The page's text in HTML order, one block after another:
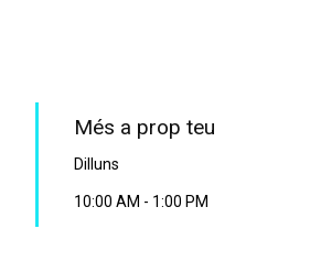
Més a prop teu
Dilluns
10:00 AM - 1:00 PM